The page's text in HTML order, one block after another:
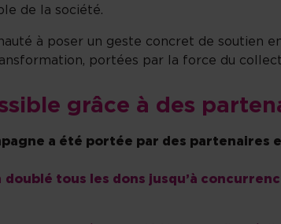
de la société.
à poser un geste concret de soutien
portées par la force du
grâce à des
a été portée par des partenaires
doublé tous les dons jusqu’à